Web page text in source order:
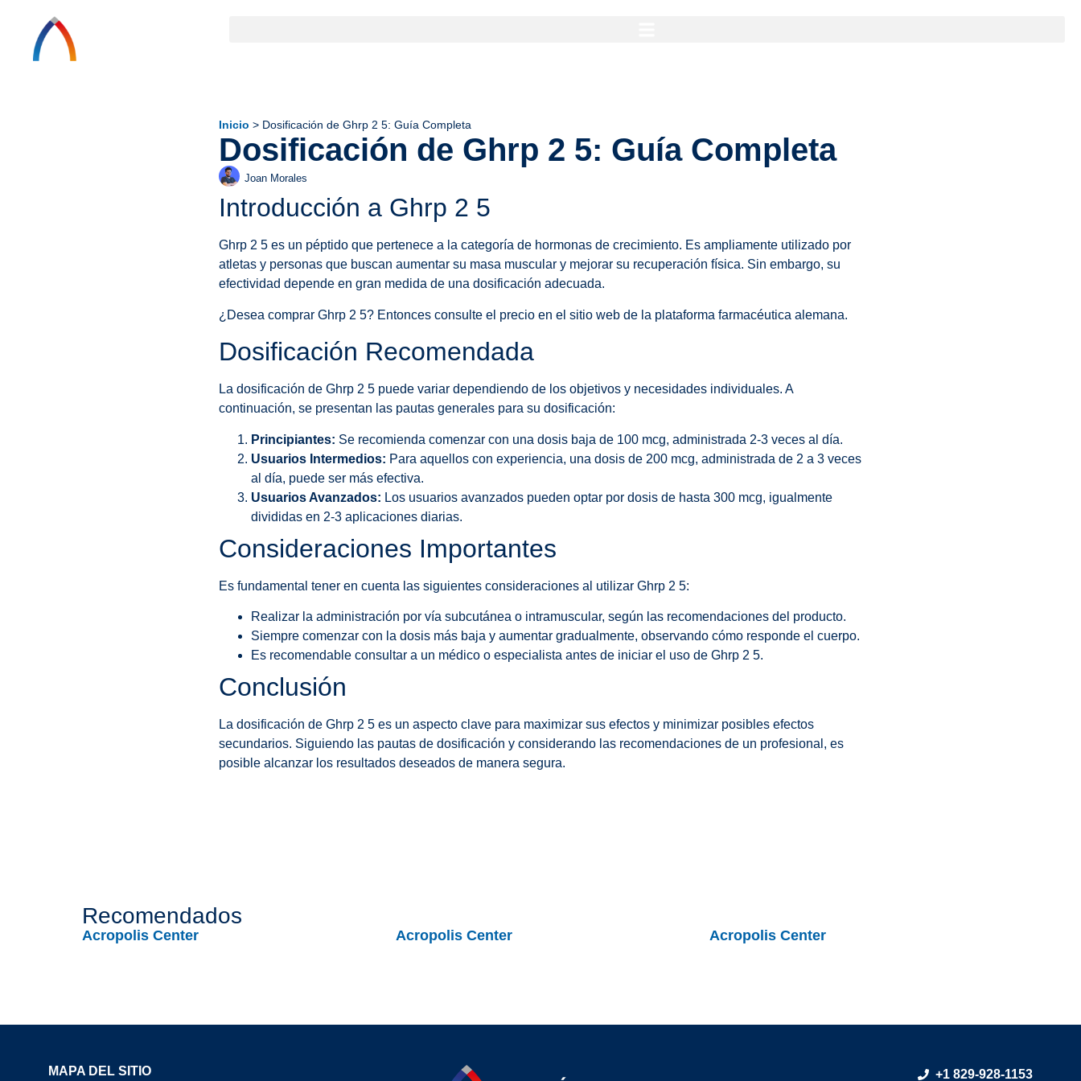
Inicio > Dosificación de Ghrp 2 5: Guía Completa
Dosificación de Ghrp 2 5: Guía Completa
Joan Morales
Introducción a Ghrp 2 5
Ghrp 2 5 es un péptido que pertenece a la categoría de hormonas de crecimiento. Es ampliamente utilizado por
atletas y personas que buscan aumentar su masa muscular y mejorar su recuperación física. Sin embargo, su
efectividad depende en gran medida de una dosificación adecuada.
¿Desea comprar Ghrp 2 5? Entonces consulte el precio en el sitio web de la plataforma farmacéutica alemana.
Dosificación Recomendada
La dosificación de Ghrp 2 5 puede variar dependiendo de los objetivos y necesidades individuales. A
continuación, se presentan las pautas generales para su dosificación:
Principiantes: Se recomienda comenzar con una dosis baja de 100 mcg, administrada 2-3 veces al día.
Usuarios Intermedios: Para aquellos con experiencia, una dosis de 200 mcg, administrada de 2 a 3 veces
al día, puede ser más efectiva.
Usuarios Avanzados: Los usuarios avanzados pueden optar por dosis de hasta 300 mcg, igualmente
divididas en 2-3 aplicaciones diarias.
Consideraciones Importantes
Es fundamental tener en cuenta las siguientes consideraciones al utilizar Ghrp 2 5:
Realizar la administración por vía subcutánea o intramuscular, según las recomendaciones del producto.
Siempre comenzar con la dosis más baja y aumentar gradualmente, observando cómo responde el cuerpo.
Es recomendable consultar a un médico o especialista antes de iniciar el uso de Ghrp 2 5.
Conclusión
La dosificación de Ghrp 2 5 es un aspecto clave para maximizar sus efectos y minimizar posibles efectos
secundarios. Siguiendo las pautas de dosificación y considerando las recomendaciones de un profesional, es
posible alcanzar los resultados deseados de manera segura.
Recomendados
Acropolis Center Acropolis Center Acropolis Center
MAPA DEL SITIO +1 829-928-1153